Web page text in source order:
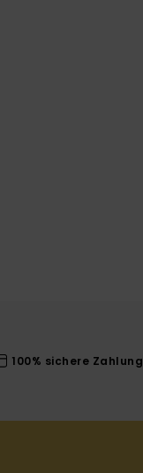
100% sichere Zahlung